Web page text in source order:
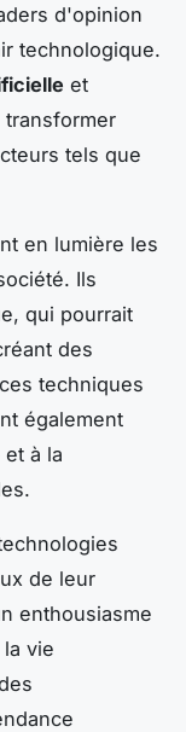
d'opinion
technologique.
et
tels que
en lumière les
Ils
qui pourrait
des
techniques
également
et à la
de leur
enthousiasme
vie